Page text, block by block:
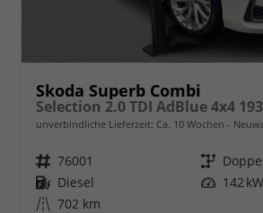
Skoda Superb Combi
unverbindliche Lieferzeit: Ca. 10 Wochen
Fahrzeugnr. 76001 Getriebe
Kraftstoff Diesel Leistung 142
Kilometerstand 702 km